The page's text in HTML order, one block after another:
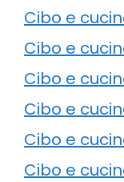
Cibo e
Cibo e
Cibo e
Cibo e
Cibo e
Cibo e